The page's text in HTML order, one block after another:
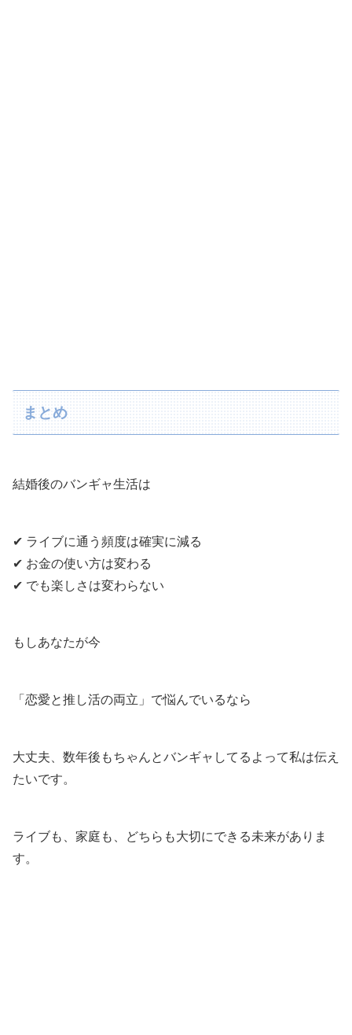
まとめ
結婚後のバンギャ生活は
✔ ライブに通う頻度は確実に減る
✔ お金の使い方は変わる
✔ でも楽しさは変わらない
もしあなたが今
「恋愛と推し活の両立」で悩んでいるなら
大丈夫、数年後もちゃんとバンギャしてるよって私は伝え
たいです。
ライブも、家庭も、どちらも大切にできる未来がありま
す。